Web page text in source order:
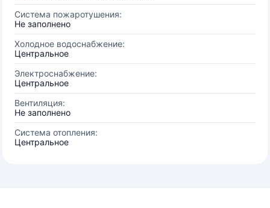
Система пожаротушения:
Не заполнено
Холодное водоснабжение:
Центральное
Электроснабжение:
Центральное
Вентиляция:
Не заполнено
Система отопления:
Центральное